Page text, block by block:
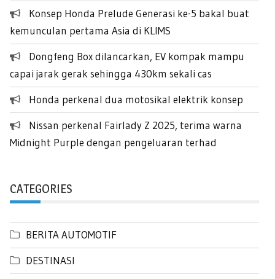
Konsep Honda Prelude Generasi ke-5 bakal buat
kemunculan pertama Asia di KLIMS
Dongfeng Box dilancarkan, EV kompak mampu
capai jarak gerak sehingga 430km sekali cas
Honda perkenal dua motosikal elektrik konsep
Nissan perkenal Fairlady Z 2025, terima warna
Midnight Purple dengan pengeluaran terhad
CATEGORIES
BERITA AUTOMOTIF
DESTINASI